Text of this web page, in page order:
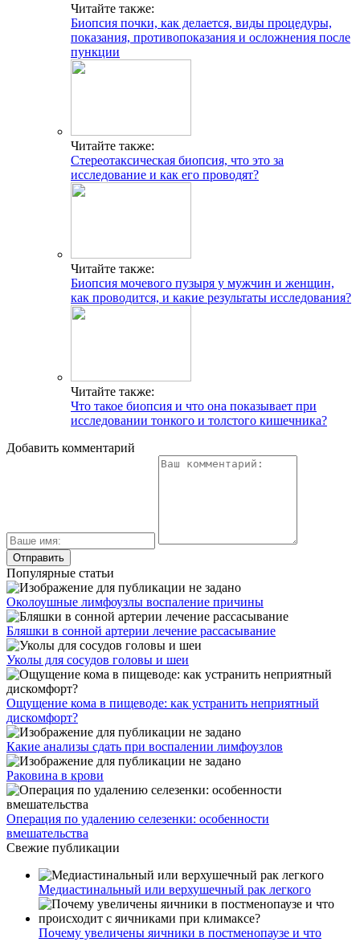
Читайте также:
Биопсия почки, как делается, виды процедуры,
показания, противопоказания и осложнения после
пункции
Читайте также:
Стереотаксическая биопсия, что это за
исследование и как его проводят?
Читайте также:
Биопсия мочевого пузыря у мужчин и женщин,
как проводится, и какие результаты исследования?
Читайте также:
Что такое биопсия и что она показывает при
исследовании тонкого и толстого кишечника?
Добавить комментарий
Популярные статьи
Околоушные лимфоузлы воспаление причины
Бляшки в сонной артерии лечение рассасывание
Уколы для сосудов головы и шеи
Ощущение кома в пищеводе: как устранить неприятный
дискомфорт?
Какие анализы сдать при воспалении лимфоузлов
Раковина в крови
Операция по удалению селезенки: особенности
вмешательства
Свежие публикации
Медиастинальный или верхушечный рак легкого
Почему увеличены яичники в постменопаузе и что